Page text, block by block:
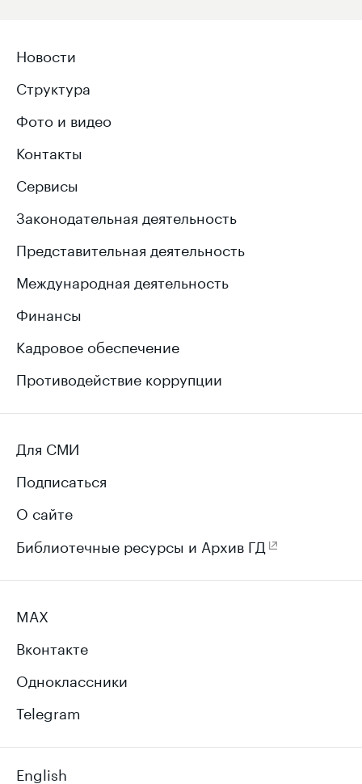
Новости
Структура
Фото и видео
Контакты
Сервисы
Законодательная деятельность
Представительная деятельность
Международная деятельность
Финансы
Кадровое обеспечение
Противодействие коррупции
Для СМИ
Подписаться
О сайте
Библиотечные ресурсы и Архив ГД
MAX
Вконтакте
Одноклассники
Telegram
English